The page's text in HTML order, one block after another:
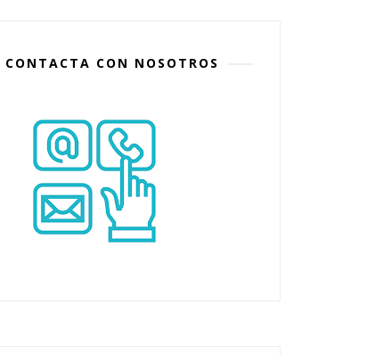
CONTACTA CON NOSOTROS